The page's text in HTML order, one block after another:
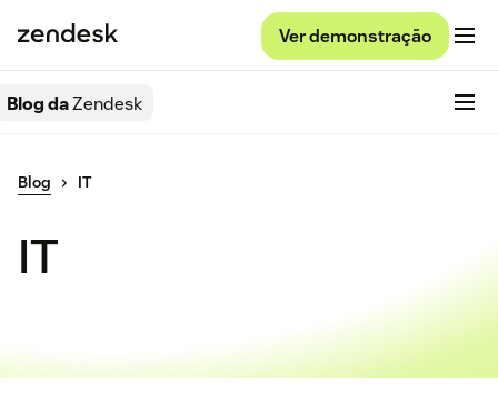
Ver demonstração
Blog daZendesk
Blog IT
IT